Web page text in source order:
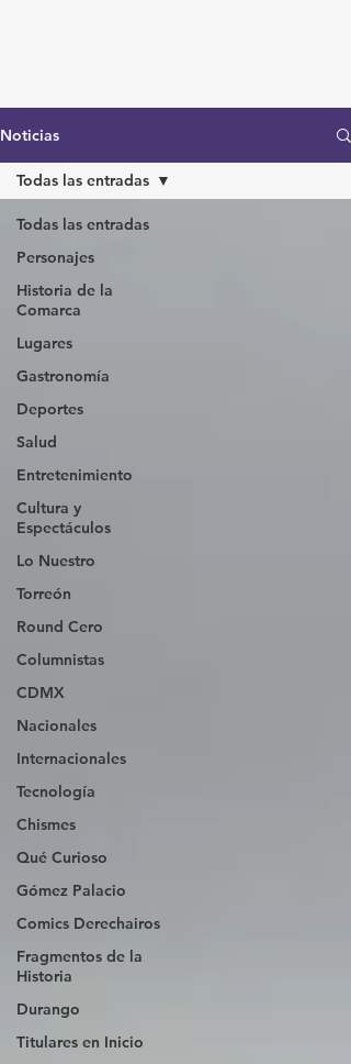
Noticias
Todas las entradas
Personajes
Historia de la
Comarca
Lugares
Gastronomía
Deportes
Salud
Entretenimiento
Cultura y
Espectáculos
Lo Nuestro
Torreón
Round Cero
Columnistas
CDMX
Nacionales
Internacionales
Tecnología
Chismes
Qué Curioso
Gómez Palacio
Comics Derechairos
Fragmentos de la
Historia
Durango
Titulares en Inicio
Todas las entradas